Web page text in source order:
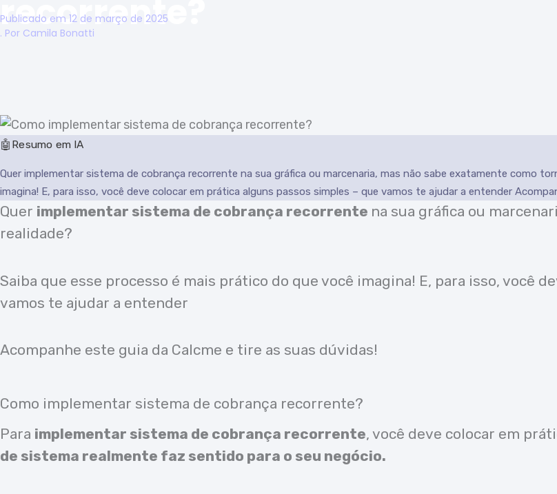
recorrente?
Publicado em 12 de março de 2025
. Por Camila Bonatti
Resumo em IA
Quer implementar sistema de cobrança recorrente na sua gráfica ou marcenaria, mas não sabe exatamente como
imagina! E, para isso, você deve colocar em prática alguns passos simples – que vamos te ajudar a entender
Quer implementar sistema de cobrança recorrente na sua gráfica ou
realidade?
Saiba que esse processo é mais prático do que você imagina! E, para isso, você
vamos te ajudar a entender
Acompanhe este guia da Calcme e tire as suas dúvidas!
Como implementar sistema de cobrança recorrente?
Para implementar sistema de cobrança recorrente, você deve colocar em
de sistema realmente faz sentido para o seu negócio.